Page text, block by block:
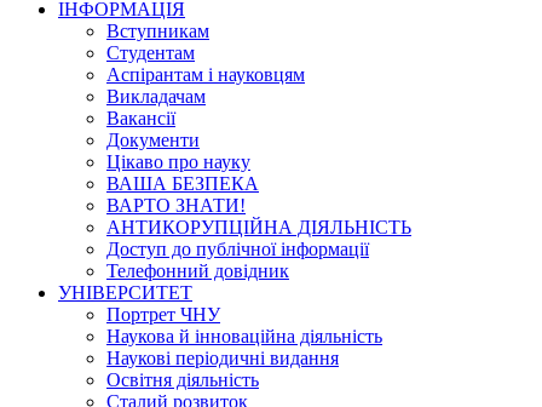
ІНФОРМАЦІЯ
Вступникам
Студентам
Аспірантам і науковцям
Викладачам
Вакансії
Документи
Цікаво про науку
ВАША БЕЗПЕКА
ВАРТО ЗНАТИ!
АНТИКОРУПЦІЙНА ДІЯЛЬНІСТЬ
Доступ до публічної інформації
Телефонний довідник
УНІВЕРСИТЕТ
Портрет ЧНУ
Наукова й інноваційна діяльність
Наукові періодичні видання
Освітня діяльність
Сталий розвиток